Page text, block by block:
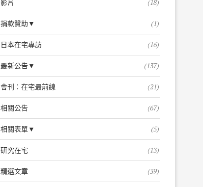
影片 (18)
捐款贊助▼ (1)
日本在宅專訪 (16)
最新公告▼ (137)
會刊：在宅最前線 (21)
相關公告 (67)
相關表單▼ (5)
研究在宅 (13)
精選文章 (39)